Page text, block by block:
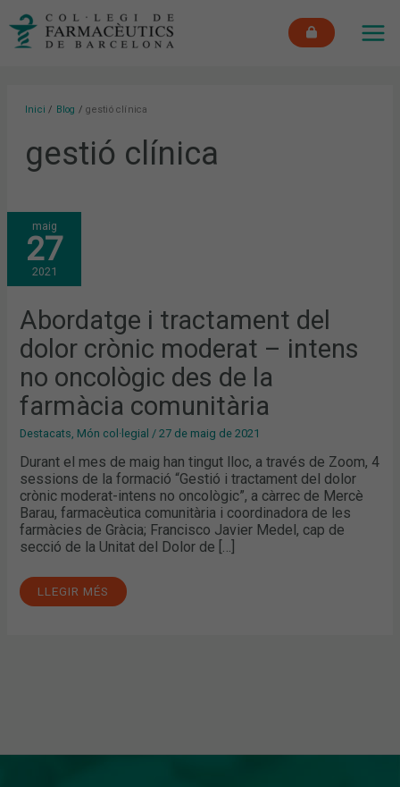
Inici Blog gestió clínica
gestió clínica
maig
27
2021
Abordatge i tractament del
dolor crònic moderat – intens
no oncològic des de la
farmàcia comunitària
Destacats Món col·legial /27 de maig de 2021
Durant el mes de maig han tingut lloc, a través de Zoom, 4
sessions de la formació “Gestió i tractament del dolor
crònic moderat-intens no oncològic”, a càrrec de Mercè
Barau, farmacèutica comunitària i coordinadora de les
farmàcies de Gràcia; Francisco Javier Medel, cap de
secció de la Unitat del Dolor de […]
ABORDATGE
I
TRACTAMENT
DEL
DOLOR
CRÒNIC
MODERAT
INTENS
NO
ONCOLÒGIC
DES
DE
FARMÀCIA
COMUNITÀRIA
LLEGIR MÉS